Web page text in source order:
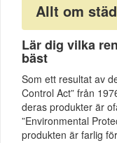
Allt om
Lär dig vilka
bäst
Som ett resultat av
Control Act” från
deras produkter är
”Environmental
produkten är farlig